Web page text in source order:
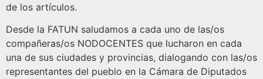
de los artículos.
Desde la FATUN saludamos a cada uno de las/os
compañeras/os NODOCENTES que lucharon en cada
una de sus ciudades y provincias, dialogando con las/os
representantes del pueblo en la Cámara de Diputados